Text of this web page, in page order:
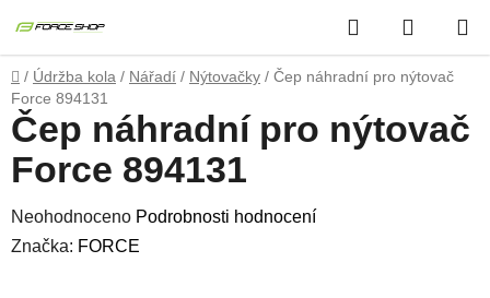
na
obsah
Hledat
KOŠÍK
Domů
/ Údržba kola / Nářadí / Nýtovačky / Čep náhradní pro nýtovač
Force 894131
Čep náhradní pro nýtovač
Force 894131
Průměrné
hodnocení
Neohodnoceno Podrobnosti hodnocení
Značka: FORCE